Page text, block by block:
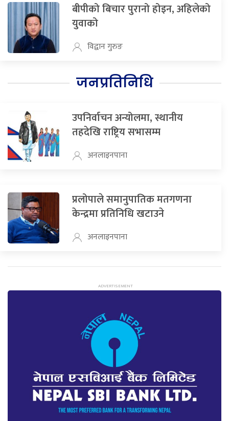
बीपीको बिचार पुरानो होइन, अहिलेको
युवाको
विद्वान गुरुङ
जनप्रतिनिधि
उपनिर्वाचन अन्योलमा, स्थानीय
तहदेखि राष्ट्रिय सभासम्म
अनलाइनपाना
प्रलोपाले समानुपातिक मतगणना
केन्द्रमा प्रतिनिधि खटाउने
अनलाइनपाना